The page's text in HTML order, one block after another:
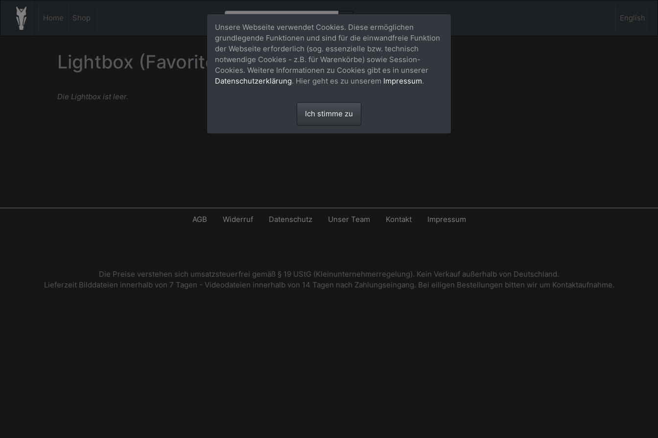
Home Shop English
Lightbox (Favoriten)
Die Lightbox ist leer.
Unsere Webseite verwendet Cookies. Diese ermöglichen
grundlegende Funktionen und sind für die einwandfreie Funktion
der Webseite erforderlich (sog. essenzielle bzw. technisch
notwendige Cookies - z.B. für Warenkörbe) sowie Session-
Cookies. Weitere Informationen zu Cookies gibt es in unserer
Datenschutzerklärung. Hier geht es zu unserem Impressum.
Ich stimme zu
AGB Widerruf Datenschutz Unser Team Kontakt Impressum
Die Preise verstehen sich umsatzsteuerfrei gemäß § 19 UStG (Kleinunternehmerregelung). Kein Verkauf außerhalb von Deutschland.
Lieferzeit Bilddateien innerhalb von 7 Tagen - Videodateien innerhalb von 14 Tagen nach Zahlungseingang. Bei eiligen Bestellungen bitten wir um Kontaktaufnahme.